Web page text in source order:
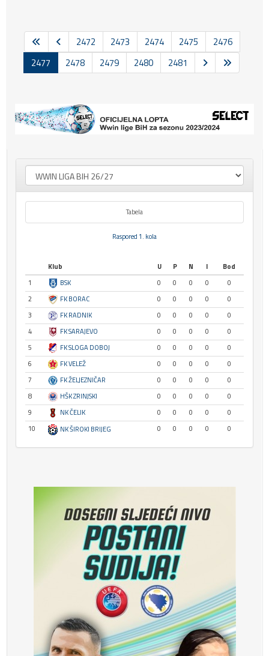
2472 2473 2474 2475
2476
2477
2478 2479 2480 2481
Tabela
Raspored 1. kola
Klub U P N I
Bod
1
BSK 0 0 0 0
0
2
FK BORAC 0 0 0 0
0
3
FK RADNIK 0 0 0 0
0
4
FK SARAJEVO 0 0 0 0
0
5
FK SLOGA DOBOJ 0 0 0 0
0
6
FK VELEŽ 0 0 0 0
0
7
FK ŽELJEZNIČAR 0 0 0 0
0
8
HŠK ZRINJSKI 0 0 0 0
0
9
NK ČELIK 0 0 0 0
0
10
NK ŠIROKI BRIJEG 0 0 0 0 0